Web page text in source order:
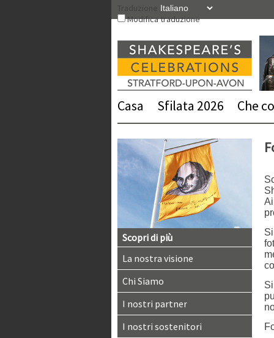
Modifica traduzione
Casa Sfilata 2026 Che
Scopri di più
La nostra visione
Chi Siamo
I nostri partner
I nostri sostenitori